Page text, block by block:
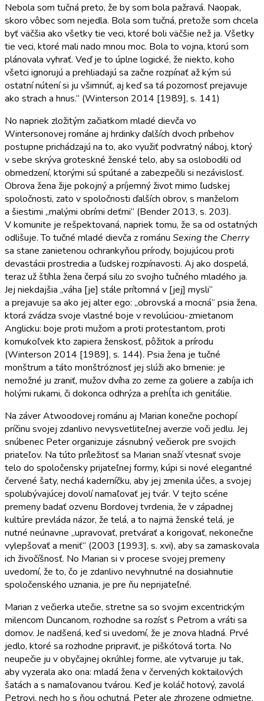
Nebola som tučná preto, že by som bola pažravá. Naopak,
skoro vôbec som nejedla. Bola som tučná, pretože som chcela
byť väčšia ako všetky tie veci, ktoré boli väčšie než ja. Všetky
tie veci, ktoré mali nado mnou moc. Bola to vojna, ktorú som
plánovala vyhrať. Veď je to úplne logické, že niekto, koho
všetci ignorujú a prehliadajú sa začne rozpínať až kým sú
ostatní nútení si ju všimnúť, aj keď sa tá pozornosť prejavuje
ako strach a hnus.“ (Winterson 2014 [1989], s. 141)
No napriek zložitým začiatkom mladé dievča vo
Wintersonovej románe aj hrdinky ďalších dvoch príbehov
postupne prichádzajú na to, ako využiť podvratný náboj, ktorý
v sebe skrýva groteskné ženské telo, aby sa oslobodili od
obmedzení, ktorými sú spútané a zabezpečili si nezávislosť.
Obrova žena žije pokojný a príjemný život mimo ľudskej
spoločnosti, zato v spoločnosti ďalších obrov, s manželom
a šiestimi „malými obrími deťmi“ (Bender 2013, s. 203).
V komunite je rešpektovaná, napriek tomu, že sa od ostatných
odlišuje. To tučné mladé dievča z románu Sexing the Cherry
sa stane zanietenou ochrankyňou prírody, bojujúcou proti
devastácii prostredia a ľudskej rozpínavosti. Aj ako dospelá,
teraz už štíhla žena čerpá silu zo svojho tučného mladého ja.
Jej niekdajšia „váha [je] stále prítomná v [jej] mysli“
a prejavuje sa ako jej alter ego: „obrovská a mocná“ psia žena,
ktorá zvádza svoje vlastné boje v revolúciou-zmietanom
Anglicku: boje proti mužom a proti protestantom, proti
komukoľvek kto zapiera ženskosť, pôžitok a prírodu
(Winterson 2014 [1989], s. 144). Psia žena je tučné
monštrum a táto monštróznosť jej slúži ako brnenie: je
nemožné ju zraniť, mužov dvíha zo zeme za goliere a zabíja ich
holými rukami, či dokonca odhrýza a prehĺta ich genitálie.
Na záver Atwoodovej románu aj Marian konečne pochopí
príčinu svojej zdanlivo nevysvetliteľnej averzie voči jedlu. Jej
snúbenec Peter organizuje zásnubný večierok pre svojich
priateľov. Na túto príležitosť sa Marian snaží vtesnať svoje
telo do spoločensky prijateľnej formy, kúpi si nové elegantné
červené šaty, nechá kaderníčku, aby jej zmenila účes, a svojej
spolubývajúcej dovolí namaľovať jej tvár. V tejto scéne
premeny badať ozvenu Bordovej tvrdenia, že v západnej
kultúre prevláda názor, že telá, a to najmä ženské telá, je
nutné neúnavne „upravovať, pretvárať a korigovať, nekonečne
vylepšovať a meniť“ (2003 [1993], s. xvi), aby sa zamaskovala
ich živočíšnosť. No Marian si v procese svojej premeny
uvedomí, že to, čo je zdanlivo nevyhnutné na dosiahnutie
spoločenského uznania, je pre ňu neprijateľné.
Marian z večierka utečie, stretne sa so svojim excentrickým
milencom Duncanom, rozhodne sa rozísť s Petrom a vráti sa
domov. Je nadšená, keď si uvedomí, že je znova hladná. Prvé
jedlo, ktoré sa rozhodne pripraviť, je piškótová torta. No
neupečie ju v obyčajnej okrúhlej forme, ale vytvaruje ju tak,
aby vyzerala ako ona: mladá žena v červených koktailových
šatách a s namaľovanou tvárou. Keď je koláč hotový, zavolá
Petrovi, nech ho s ňou ochutná. Peter ale zhrozene odmietne.